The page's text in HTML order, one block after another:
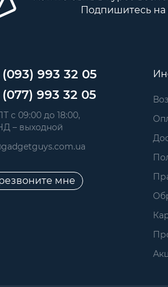
Подпишитесь
(093) 993 32 05
(077) 993 32 05
с 09:00 до 18:00,
– выходной
мне